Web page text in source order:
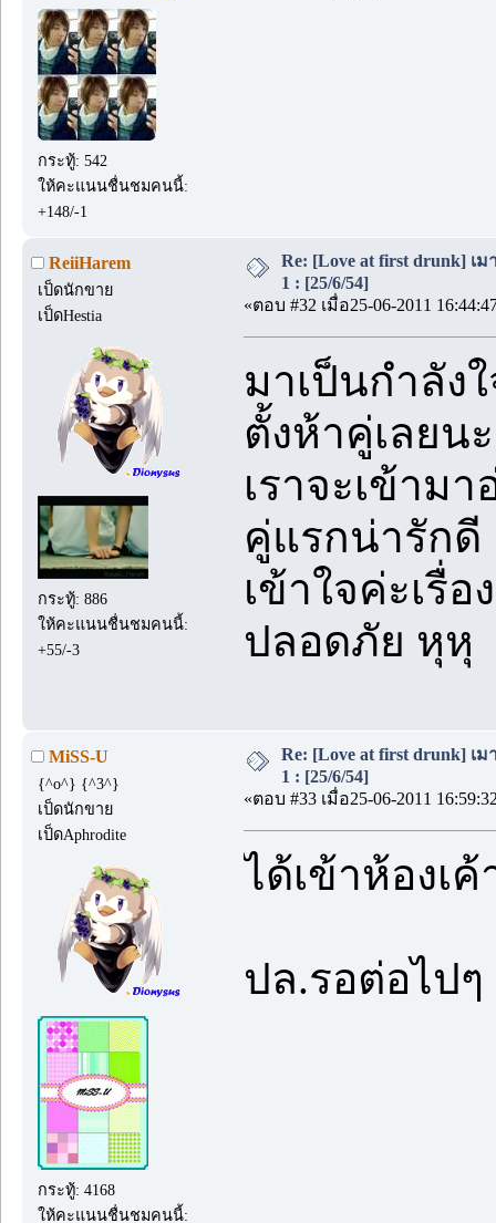
กระทู้: 542
ให้คะแนนชื่นชมคนนี้:
+148/-1
ReiiHarem
เป็ดนักขาย
เป็ดHestia
กระทู้: 886
ให้คะแนนชื่นชมคนนี้:
+55/-3
Re: [Love at first drunk] เ
1 : [25/6/54]
«ตอบ #32 เมื่อ25-06-2011
มาเป็นกำลัง
ตั้งห้าคู่เลยน
เราจะเข้าม
คู่แรกน่ารักดี
เข้าใจค่ะเรื่
ปลอดภัย หุหุ
MiSS-U
{^o^} {^3^}
เป็ดนักขาย
เป็ดAphrodite
กระทู้: 4168
ให้คะแนนชื่นชมคนนี้:
Re: [Love at first drunk] เ
1 : [25/6/54]
«ตอบ #33 เมื่อ25-06-2011
ได้เข้าห้องเ
ปล.รอต่อไปๆ